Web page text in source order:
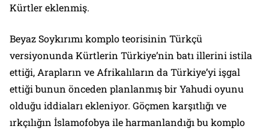
Kürtler eklenmiş.
Beyaz Soykırımı komplo teorisinin Türkçü
versiyonunda Kürtlerin Türkiye’nin batı illerini istila
ettiği, Arapların ve Afrikalıların da Türkiye’yi işgal
ettiği bunun önceden planlanmış bir Yahudi oyunu
olduğu iddiaları ekleniyor. Göçmen karşıtlığı ve
ırkçılığın İslamofobya ile harmanlandığı bu komplo